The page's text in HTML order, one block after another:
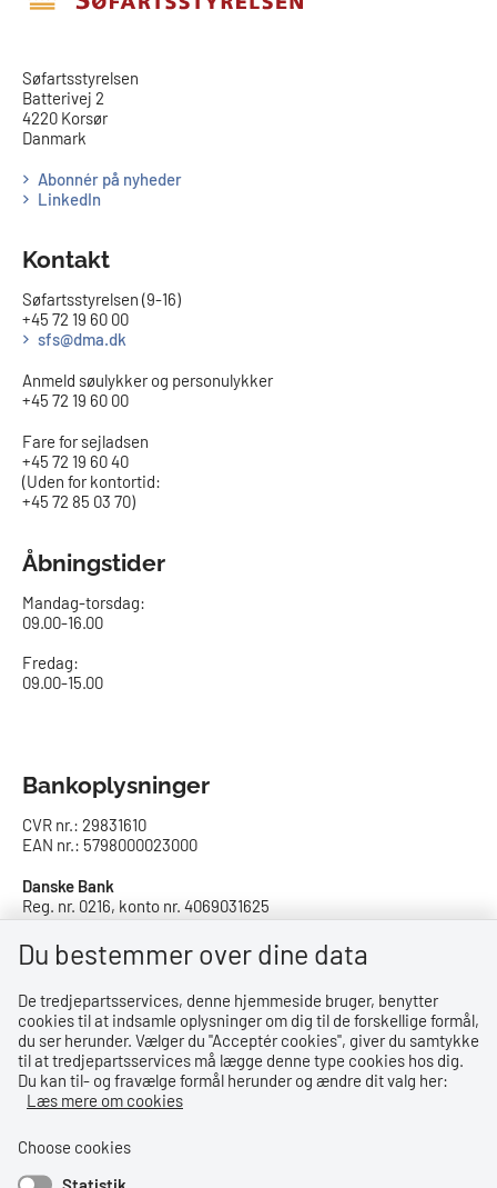
​​Søfartsstyrelsen
Batterivej 2
4220 Korsør
Danmark
Abonnér på nyheder
LinkedIn
Kontakt
Søfartsstyrelsen (9-16)
+45 72 19 60 00
sfs@dma.dk
Anmeld søulykker og personulykker
+45 72 19 60 00
Fare for sejladsen
+45 72 19 60 40
(Uden for kontortid:
+45 72 85 03 70)
Åbningstider
Mandag-torsdag:
09.00-16.00​
Fredag:
09.00-15.00
Bankoplysninger
CVR nr.: 29831610
EAN nr.: 5798000023000
Danske Bank
Reg. nr. 0216, konto nr. 4069031625
IBAN: DK8402164069031625
SWIFT: DABADKKK
Privatlivspolitik
Privatlivspolitik
Tilgængelighedserklæring
Du bestemmer over dine data
De tredjepartsservices, denne hjemmeside bruger, benytter
cookies til at indsamle oplysninger om dig til de forskellige formål,
du ser herunder. Vælger du ''Acceptér cookies'', giver du samtykke
til at tredjepartsservices må lægge denne type cookies hos dig.
Du kan til- og fravælge formål herunder og ændre dit valg her:
Læs mere om cookies
Choose cookies